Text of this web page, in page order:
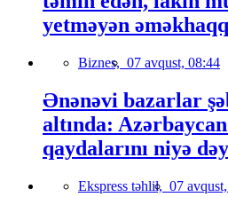
yetməyən
Biznes, 07 avqust, 08:44
Ənənəvi bazarlar
altında:
qaydalarını niyə
Ekspress təhlil, 07